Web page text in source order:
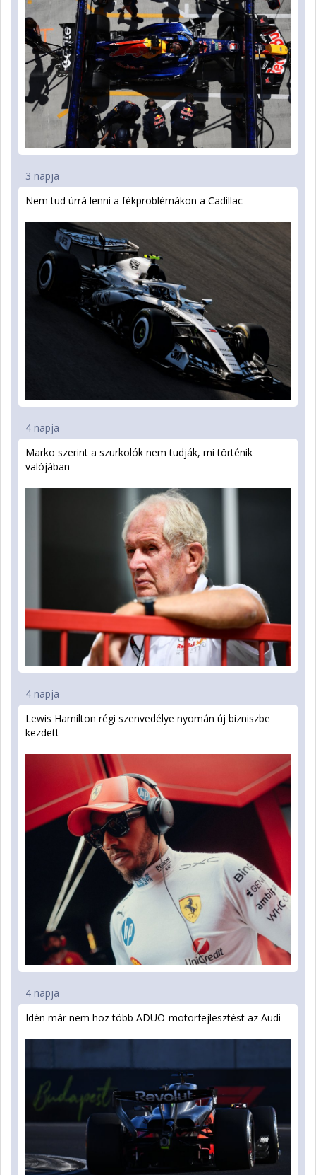
3 napja
Nem tud úrrá lenni a fékproblémákon a Cadillac
4 napja
Marko szerint a szurkolók nem tudják, mi történik
valójában
4 napja
Lewis Hamilton régi szenvedélye nyomán új bizniszbe
kezdett
4 napja
Idén már nem hoz több ADUO-motorfejlesztést az Audi